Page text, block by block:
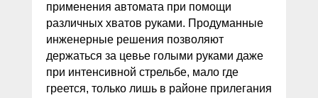
применения автомата при помощи
различных хватов руками. Продуманные
инженерные решения позволяют
держаться за цевье голыми руками даже
при интенсивной стрельбе, мало где
греется, только лишь в районе прилегания